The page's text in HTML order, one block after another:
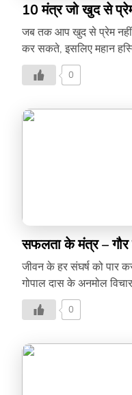
10 मंत्र जो खुद से
जब तक आप खुद से प्रेम नहीं
कर सकते, इसलिए महान
बहुत ज़रूरी है। देखिए उनके
0
सफलता के मंत्र – गौर
जीवन के हर संघर्ष को पार
गोपाल दास के अनमोल
0